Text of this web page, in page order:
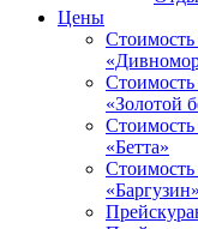
Цены
«Золотой
«Бетта»
«Баргузин»